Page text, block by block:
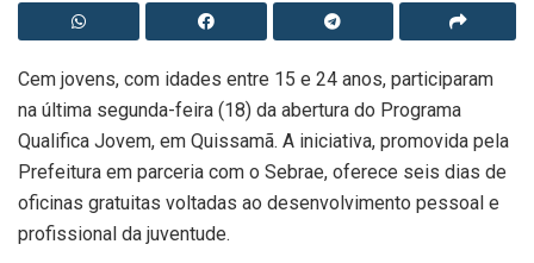
Cem jovens, com idades entre 15 e 24 anos, participaram
na última segunda-feira (18) da abertura do Programa
Qualifica Jovem, em Quissamã. A iniciativa, promovida pela
Prefeitura em parceria com o Sebrae, oferece seis dias de
oficinas gratuitas voltadas ao desenvolvimento pessoal e
profissional da juventude.